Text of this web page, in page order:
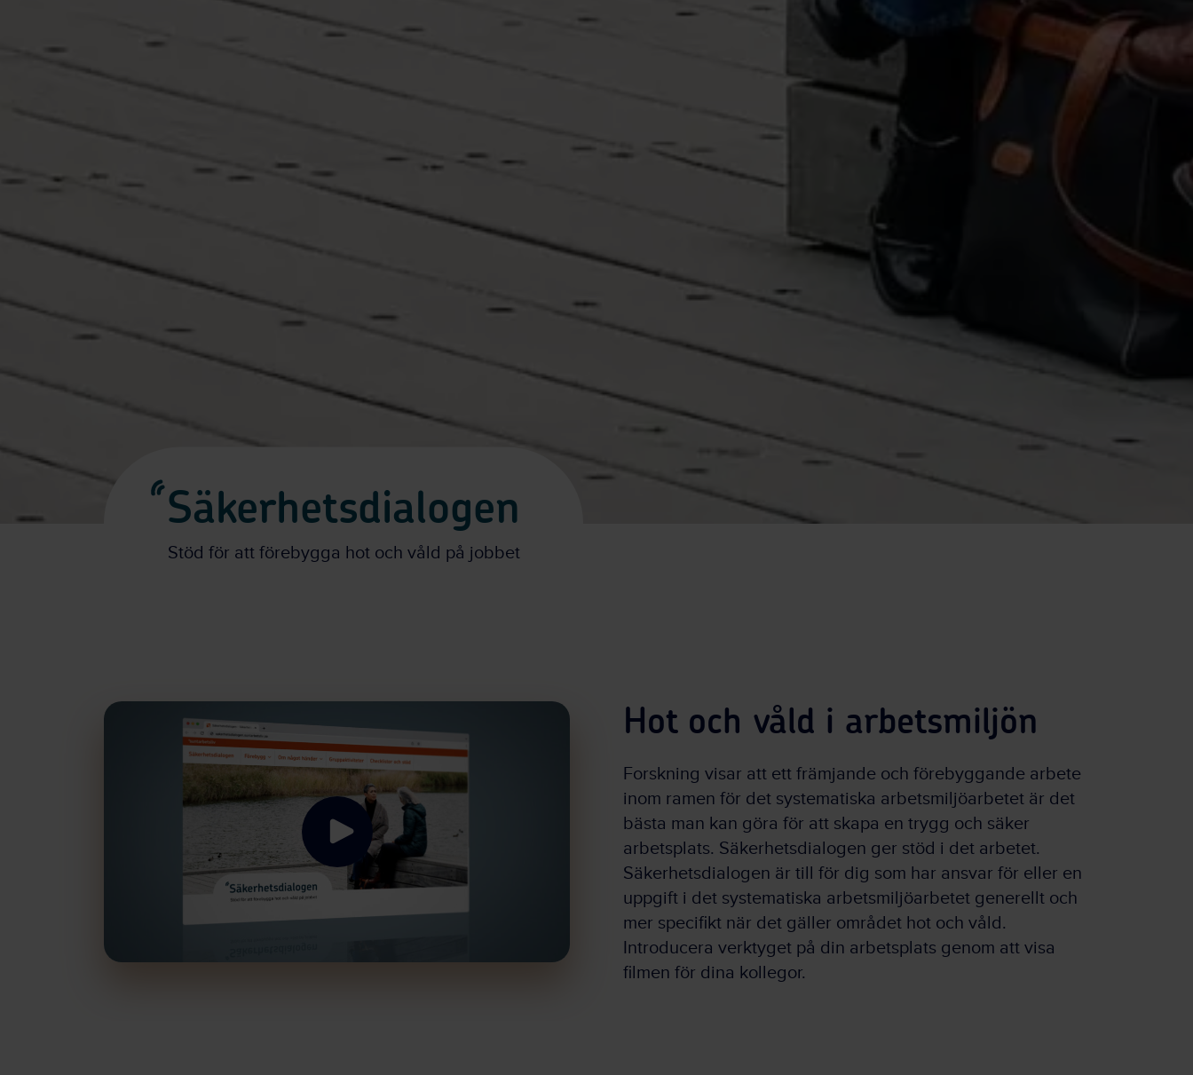
Säkerhetsdialogen
Stöd för att förebygga hot och våld på jobbet
Hot och våld i arbetsmiljön
Forskning visar att ett främjande och förebyggande arbete
inom ramen för det systematiska arbetsmiljöarbetet är det
bästa man kan göra för att skapa en trygg och säker
arbetsplats. Säkerhetsdialogen ger stöd i det arbetet.
Säkerhetsdialogen är till för dig som har ansvar för eller en
uppgift i det systematiska arbetsmiljöarbetet generellt och
mer specifikt när det gäller området hot och våld.
Introducera verktyget på din arbetsplats genom att visa
filmen för dina kollegor.